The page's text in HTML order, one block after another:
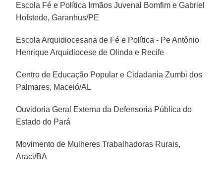
Escola Fé e Política Irmãos Juvenal Bomfim e Gabriel
Hofstede, Garanhus/PE
Escola Arquidiocesana de Fé e Política - Pe Antônio
Henrique Arquidiocese de Olinda e Recife
Centro de Educação Popular e Cidadania Zumbi dos
Palmares, Maceió/AL
Ouvidoria Geral Externa da Defensoria Pública do
Estado do Pará
Movimento de Mulheres Trabalhadoras Rurais,
Araci/BA